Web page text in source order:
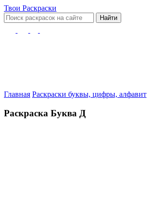
Твои Раскраски
Найти
Главная Раскраски буквы, цифры, алфавит
Раскраска Буква Д